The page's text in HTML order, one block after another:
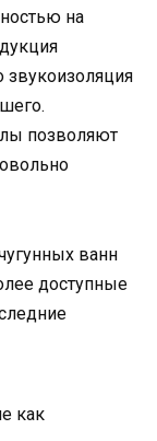
на
звукоизоляция
позволяют
ванн
доступные
как